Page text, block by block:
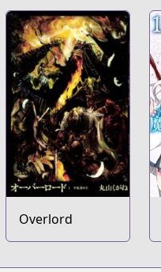
Overlord